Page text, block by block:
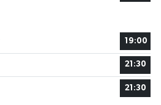
19:00
21:30
21:30